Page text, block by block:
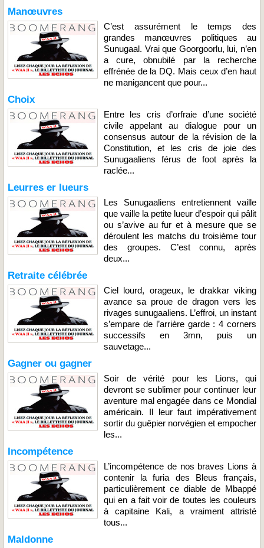
Manœuvres
C’est assurément le temps des
grandes manœuvres politiques au
Sunugaal. Vrai que Goorgoorlu, lui, n’en
a cure, obnubilé par la recherche
effrénée de la DQ. Mais ceux d’en haut
ne manigancent que pour...
Choix
Entre les cris d’orfraie d’une société
civile appelant au dialogue pour un
consensus autour de la révision de la
Constitution, et les cris de joie des
Sunugaaliens férus de foot après la
raclée...
Leurres er lueurs
Les Sunugaaliens entretiennent vaille
que vaille la petite lueur d’espoir qui pâlit
ou s’avive au fur et à mesure que se
déroulent les matchs du troisième tour
des groupes. C’est connu, après
deux...
Retraite célébrée
Ciel lourd, orageux, le drakkar viking
avance sa proue de dragon vers les
rivages sunugaaliens. L’effroi, un instant
s’empare de l’arrière garde : 4 corners
successifs en 3mn, puis un
sauvetage...
Gagner ou gagner
Soir de vérité pour les Lions, qui
devront se sublimer pour continuer leur
aventure mal engagée dans ce Mondial
américain. Il leur faut impérativement
sortir du guêpier norvégien et empocher
les...
Incompétence
L’incompétence de nos braves Lions à
contenir la furia des Bleus français,
particulièrement ce diable de Mbappé
qui en a fait voir de toutes les couleurs
à capitaine Kali, a vraiment attristé
tous...
Maldonne